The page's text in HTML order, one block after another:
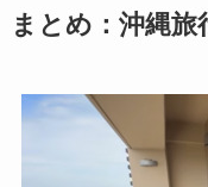
まとめ：沖縄旅